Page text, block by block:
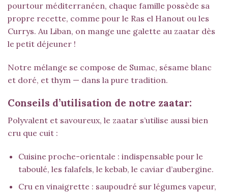
pourtour méditerranéen, chaque famille possède sa
propre recette, comme pour le Ras el Hanout ou les
Currys. Au Liban, on mange une galette au zaatar dès
le petit déjeuner !
Notre mélange se compose de Sumac, sésame blanc
et doré, et thym — dans la pure tradition.
Conseils d’utilisation de notre zaatar:
Polyvalent et savoureux, le zaatar s’utilise aussi bien
cru que cuit :
Cuisine proche-orientale : indispensable pour le
taboulé, les falafels, le kebab, le caviar d’aubergine.
Cru en vinaigrette : saupoudré sur légumes vapeur,